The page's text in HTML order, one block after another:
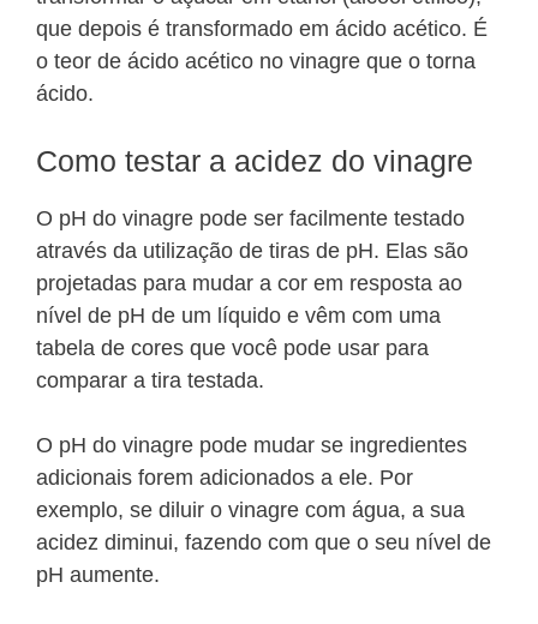
que depois é transformado em ácido acético. É
o teor de ácido acético no vinagre que o torna
ácido.
Como testar a acidez do vinagre
O pH do vinagre pode ser facilmente testado
através da utilização de tiras de pH. Elas são
projetadas para mudar a cor em resposta ao
nível de pH de um líquido e vêm com uma
tabela de cores que você pode usar para
comparar a tira testada.
O pH do vinagre pode mudar se ingredientes
adicionais forem adicionados a ele. Por
exemplo, se diluir o vinagre com água, a sua
acidez diminui, fazendo com que o seu nível de
pH aumente.